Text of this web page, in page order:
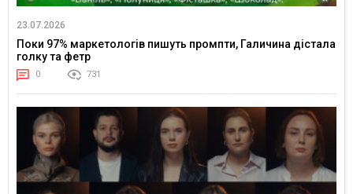
23.07.2026
Поки 97% маркетологів пишуть промпти, Галичина дістала
голку та фетр
0 731